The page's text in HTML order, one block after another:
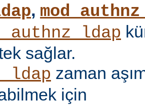
,
sağlar.
zaman
için